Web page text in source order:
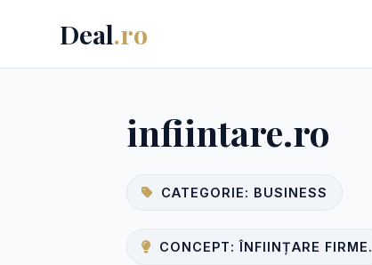
Deal.ro
infiintare.ro
CATEGORIE: BUSINESS
CONCEPT: ÎNFIINȚARE FIRME.